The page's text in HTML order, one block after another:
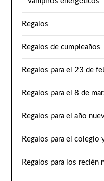
Regalos
Regalos de cumpleaños
Regalos para el 23 de
Regalos para el 8 de
Regalos para el año
Regalos para el colegio
Regalos para los recién